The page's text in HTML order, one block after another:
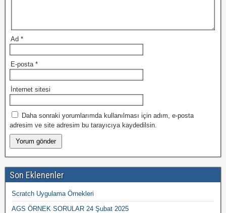
Ad *
E-posta *
İnternet sitesi
Daha sonraki yorumlarımda kullanılması için adım, e-posta
adresim ve site adresim bu tarayıcıya kaydedilsin.
Son Eklenenler
Scratch Uygulama Örnekleri
AGS ÖRNEK SORULAR 24 Şubat 2025